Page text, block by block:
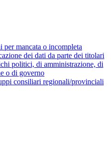
per mancata o incompleta
dei dati da parte dei titolari
politici, di amministrazione, di
o di governo
consiliari regionali/provinciali